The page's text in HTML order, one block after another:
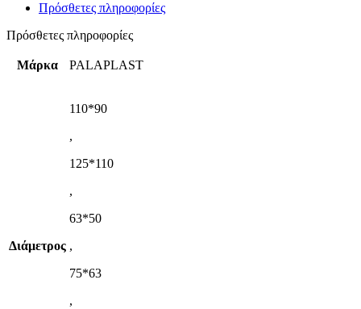
Πρόσθετες πληροφορίες
Πρόσθετες πληροφορίες
Μάρκα PALAPLAST
Διάμετρος
110*90
,
125*110
,
63*50
,
75*63
,